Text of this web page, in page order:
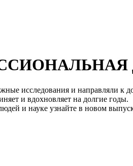
исследования и направляли
и вдохновляет на долгие годы.
и науке узнайте в новом